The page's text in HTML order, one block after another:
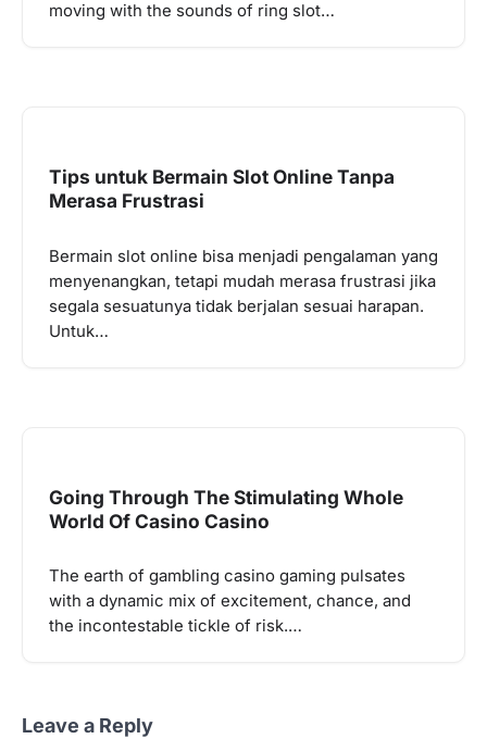
moving with the sounds of ring slot…
Tips untuk Bermain Slot Online Tanpa
Merasa Frustrasi
Bermain slot online bisa menjadi pengalaman yang
menyenangkan, tetapi mudah merasa frustrasi jika
segala sesuatunya tidak berjalan sesuai harapan.
Untuk…
Going Through The Stimulating Whole
World Of Casino Casino
The earth of gambling casino gaming pulsates
with a dynamic mix of excitement, chance, and
the incontestable tickle of risk.…
Leave a Reply